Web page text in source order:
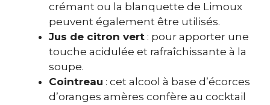
crémant ou la blanquette de Limoux
peuvent également être utilisés.
Jus de citron vert : pour apporter une
touche acidulée et rafraîchissante à la
soupe.
Cointreau : cet alcool à base d’écorces
d’oranges amères confère au cocktail